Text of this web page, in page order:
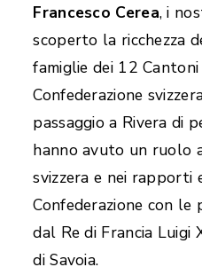
Francesco Cerea, i
scoperto la ricchezza
famiglie dei 12
Confederazione
passaggio a Rivera di
hanno avuto un ruolo
svizzera e nei rapporti
Confederazione con le
dal Re di Francia Luigi
di Savoia.